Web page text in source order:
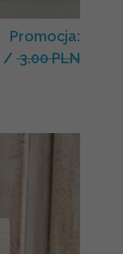
Promocja:
/ 3.00 PLN